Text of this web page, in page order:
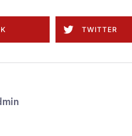
TWITTER